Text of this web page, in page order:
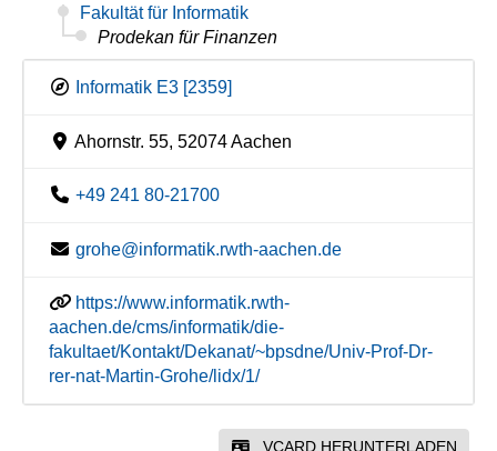
Fakultät für Informatik
Prodekan für Finanzen
Informatik E3 [2359]
Ahornstr. 55, 52074 Aachen
+49 241 80-21700
grohe@informatik.rwth-aachen.de
https://www.informatik.rwth-
aachen.de/cms/informatik/die-
fakultaet/Kontakt/Dekanat/~bpsdne/Univ-Prof-Dr-
rer-nat-Martin-Grohe/lidx/1/
VCARD HERUNTERLADEN